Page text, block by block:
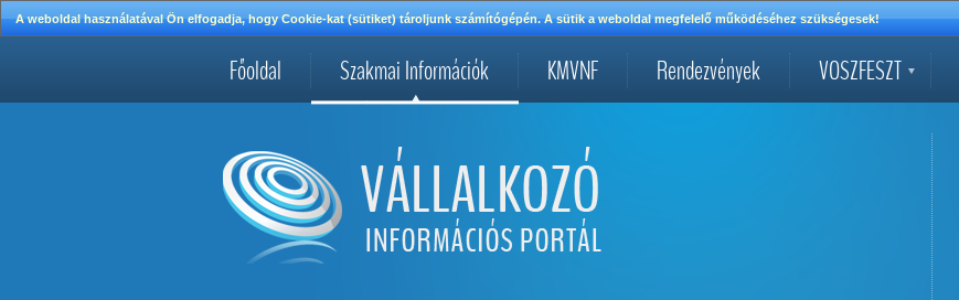
A weboldal használatával Ön elfogadja, hogy Cookie-kat (sütiket) tároljunk számítógépén. A sütik a weboldal megfelelő működéséhez szükségesek!
Főoldal Szakmai Információk KMVNF Rendezvények VOSZFESZT